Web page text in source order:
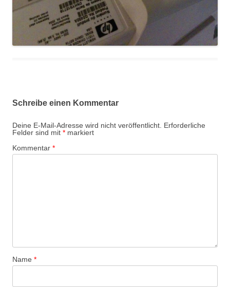
Schreibe einen Kommentar
Deine E-Mail-Adresse wird nicht veröffentlicht. Erforderliche
Felder sind mit * markiert
Kommentar *
Name *